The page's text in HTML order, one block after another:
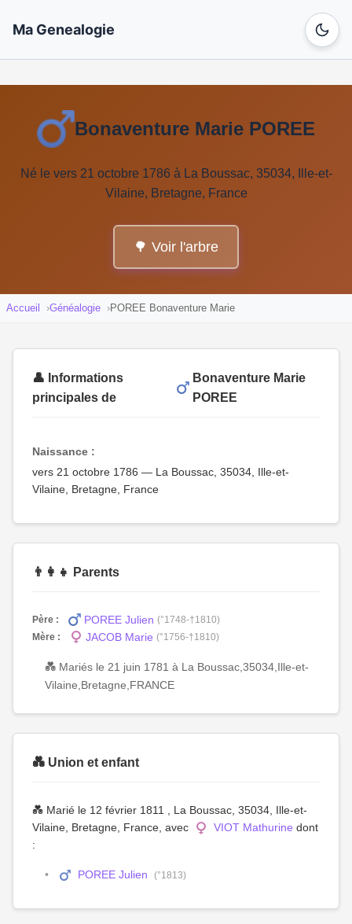
Ma Genealogie
Bonaventure Marie POREE
Né le vers 21 octobre 1786 à La Boussac, 35034, Ille-et-
Vilaine, Bretagne, France
🌳 Voir l'arbre
Accueil Généalogie POREE Bonaventure Marie
👤 Informations
principales de
Bonaventure Marie
POREE
Naissance :
vers 21 octobre 1786 — La Boussac, 35034, Ille-et-
Vilaine, Bretagne, France
👨‍👩‍👧 Parents
Père : POREE Julien (°1748-†1810)
Mère :
JACOB Marie (°1756-†1810)
💑 Mariés le 21 juin 1781 à La Boussac,35034,Ille-et-
Vilaine,Bretagne,FRANCE
💑 Union et enfant
💑 Marié le 12 février 1811 , La Boussac, 35034, Ille-et-
Vilaine, Bretagne, France, avec
VIOT Mathurine dont
:
POREE Julien (°1813)